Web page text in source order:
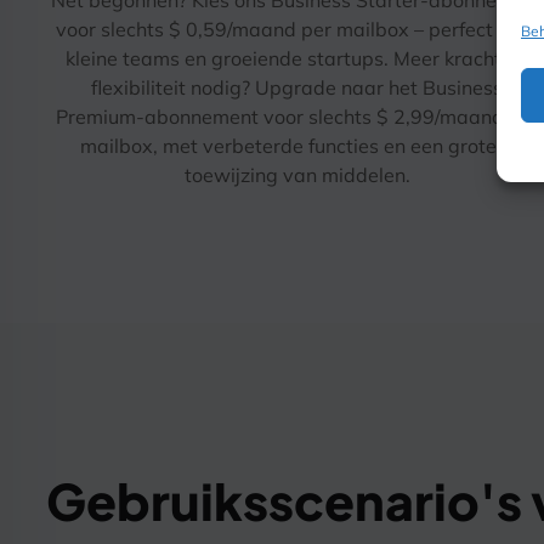
voor slechts $ 0,59/maand per mailbox – perfect voor
kleine teams en groeiende startups. Meer kracht en
flexibiliteit nodig? Upgrade naar het Business
Premium-abonnement voor slechts $ 2,99/maand per
mailbox, met verbeterde functies en een grotere
toewijzing van middelen.
Gebruiksscenario's